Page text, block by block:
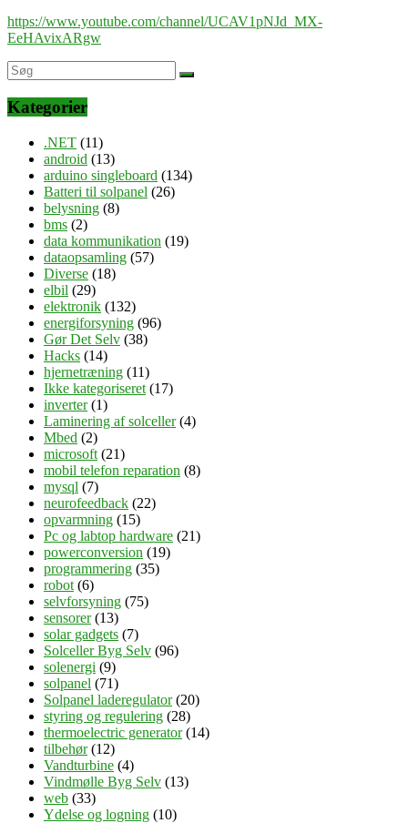
https://www.youtube.com/channel/UCAV1pNJd_MX-
EeHAvixARgw
Kategorier
.NET (11)
android (13)
arduino singleboard (134)
Batteri til solpanel (26)
belysning (8)
bms (2)
data kommunikation (19)
dataopsamling (57)
Diverse (18)
elbil (29)
elektronik (132)
energiforsyning (96)
Gør Det Selv (38)
Hacks (14)
hjernetræning (11)
Ikke kategoriseret (17)
inverter(1)
Laminering af solceller(4)
Mbed (2)
microsoft (21)
mobil telefon reparation (8)
mysql (7)
neurofeedback (22)
opvarmning (15)
Pc og labtop hardware (21)
powerconversion (19)
programmering (35)
robot (6)
selvforsyning (75)
sensorer(13)
solar gadgets (7)
Solceller Byg Selv (96)
solenergi (9)
solpanel (71)
Solpanel laderegulator(20)
styring og regulering (28)
thermoelectric generator(14)
tilbehør(12)
Vandturbine (4)
Vindmølle Byg Selv (13)
web (33)
Ydelse og logning (10)